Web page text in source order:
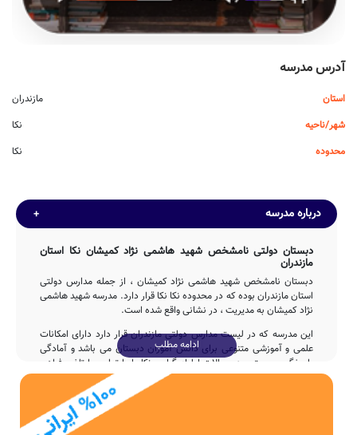
آدرس مدرسه
استان
مازندران
شهر/ناحیه
نکا
محدوده
نکا
درباره مدرسه
دبستان دولتی نامشخص شهید هاشمی نژاد کمیشان نکا استان
مازندران
دبستان نامشخص شهید هاشمی نژاد کمیشان ، از جمله مدارس دولتی
استان مازندران بوده که در محدوده نکا نکا قرار دارد. مدرسه شهید هاشمی
نژاد کمیشان به مدیریت ، در نشانی واقع شده است.
این مدرسه که در لیست مدارس دولتی مازندران قرار دارد دارای امکانات
علمی و آموزشی متنوعی برای دانش آموزان دبستان می باشد و آمادگی
پاسخگویی مستمر به سوالات اولیاء گرامی نکا را با تماس با تلفن فراهم
نموده است.
دبستان شهید هاشمی نژاد کمیشان در سال 1368 توسط جمعی از خیرین
ادامه مطلب